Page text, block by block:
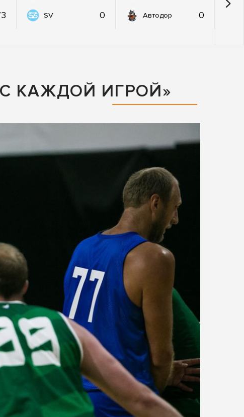
SV 0 Автодор 0
КАЖДОЙ ИГРОЙ»